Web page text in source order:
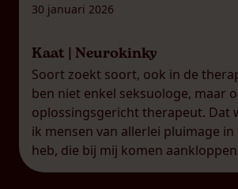
30 januari 2026
Kaat | Neurokinky
Soort zoekt soort, ook in de
ben niet enkel seksuologe, maar
oplossingsgericht therapeut. Dat
ik mensen van allerlei pluimage
heb, die bij mij komen
breed scala aan uitdagingen. Net